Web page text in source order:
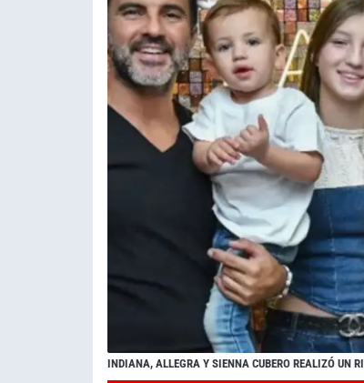
INDIANA, ALLEGRA Y SIENNA CUBERO REALIZÓ UN